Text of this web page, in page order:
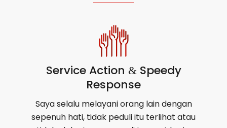
Service Action &Speedy
Response
Saya selalu melayani orang lain dengan
sepenuh hati, tidak peduli itu terlihat atau